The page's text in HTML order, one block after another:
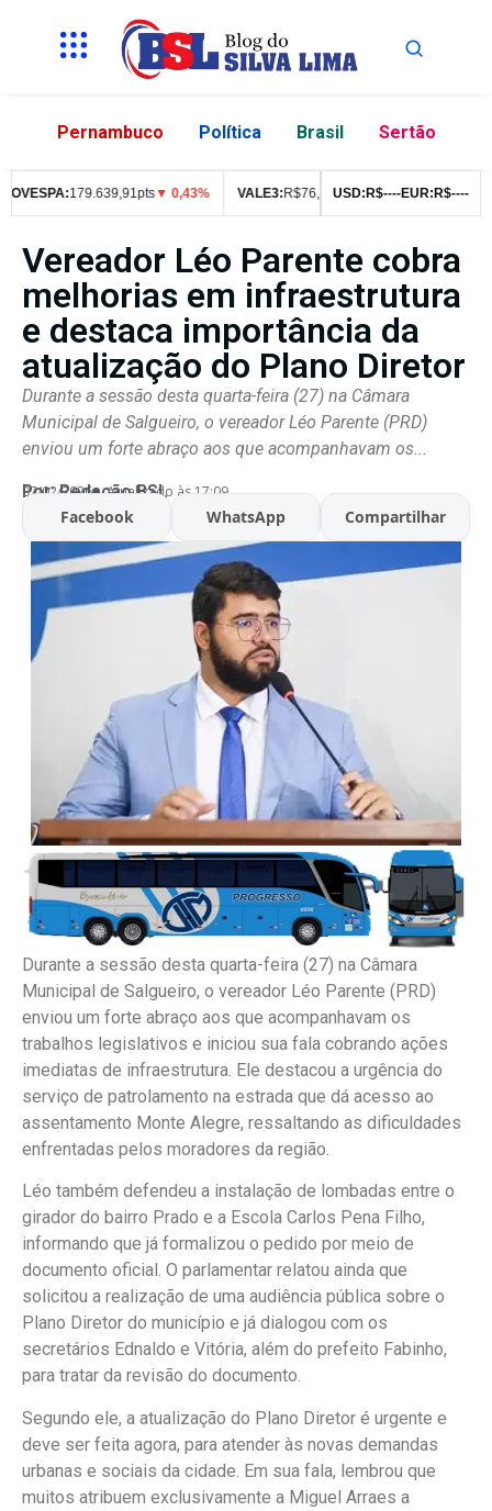
Pernambuco Política Brasil Sertão
179.639,91pts▼ 0,43% VALE3:R$76,99▼ 2,49% ITUB4:R$42,05
USD: R$----EUR: R$----
Vereador Léo Parente cobra
melhorias em infraestrutura
e destaca importância da
atualização do Plano Diretor
Durante a sessão desta quarta-feira (27) na Câmara
Municipal de Salgueiro, o vereador Léo Parente (PRD)
enviou um forte abraço aos que acompanhavam os...
Por:Redação BSL
07/02/2026 Atualizado às 17:09
Facebook WhatsApp Compartilhar
Durante a sessão desta quarta-feira (27) na Câmara
Municipal de Salgueiro, o vereador Léo Parente (PRD)
enviou um forte abraço aos que acompanhavam os
trabalhos legislativos e iniciou sua fala cobrando ações
imediatas de infraestrutura. Ele destacou a urgência do
serviço de patrolamento na estrada que dá acesso ao
assentamento Monte Alegre, ressaltando as dificuldades
enfrentadas pelos moradores da região.
Léo também defendeu a instalação de lombadas entre o
girador do bairro Prado e a Escola Carlos Pena Filho,
informando que já formalizou o pedido por meio de
documento oficial. O parlamentar relatou ainda que
solicitou a realização de uma audiência pública sobre o
Plano Diretor do município e já dialogou com os
secretários Ednaldo e Vitória, além do prefeito Fabinho,
para tratar da revisão do documento.
Segundo ele, a atualização do Plano Diretor é urgente e
deve ser feita agora, para atender às novas demandas
urbanas e sociais da cidade. Em sua fala, lembrou que
muitos atribuem exclusivamente a Miguel Arraes a